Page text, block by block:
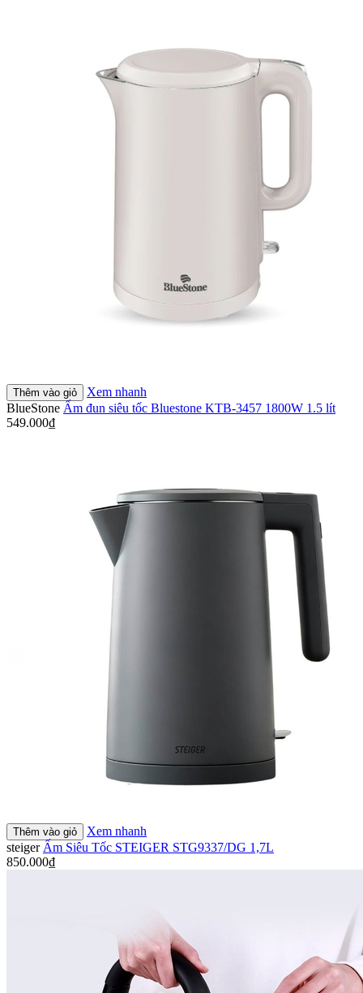
Thêm vào giỏ
Xem nhanh
BlueStone Ấm đun siêu tốc Bluestone KTB-3457 1800W 1.5 lít
549.000₫
Thêm vào giỏ
Xem nhanh
steiger Ấm Siêu Tốc STEIGER STG9337/DG 1,7L
850.000₫